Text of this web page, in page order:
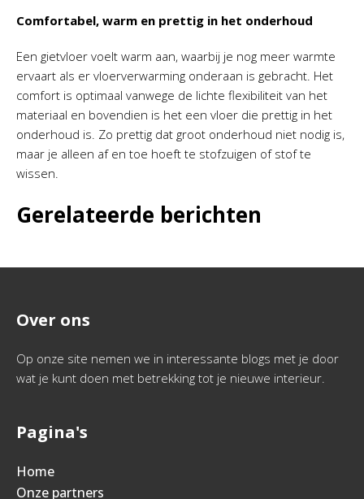
Comfortabel, warm en prettig in het onderhoud
Een gietvloer voelt warm aan, waarbij je nog meer warmte
ervaart als er vloerverwarming onderaan is gebracht. Het
comfort is optimaal vanwege de lichte flexibiliteit van het
materiaal en bovendien is het een vloer die prettig in het
onderhoud is. Zo prettig dat groot onderhoud niet nodig is,
maar je alleen af en toe hoeft te stofzuigen of stof te
wissen.
Gerelateerde berichten
Over ons
Op onze site nemen we in interessante blogs met je door
wat je kunt doen met betrekking tot je nieuwe interieur.
Pagina's
Home
Onze partners